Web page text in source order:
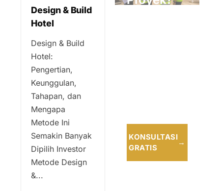
Design & Build
Hotel
Design & Build
Hotel:
Pengertian,
Keunggulan,
Tahapan, dan
Mengapa
Metode Ini
Semakin Banyak
Dipilih Investor
Metode Design
&...
KONSULTASI
GRATIS
→